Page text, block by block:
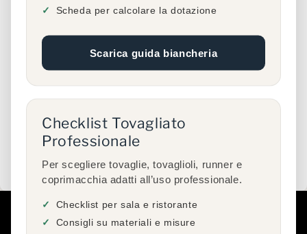
prodotto
trovate.
Vedi tutti i prodotti
Scheda per calcolare la dotazione
Scarica guida biancheria
Checklist Tovagliato
Professionale
Per scegliere tovaglie, tovaglioli, runner e
coprimacchia adatti all’uso professionale.
Checklist per sala e ristorante
Consigli su materiali e misure